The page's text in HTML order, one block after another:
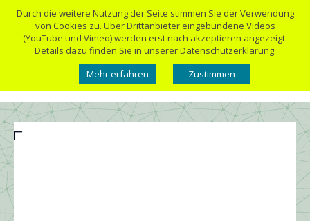
Durch die weitere Nutzung der Seite stimmen Sie der Verwendung
von Cookies zu. Über Drittanbieter eingebundene Videos
(YouTube und Vimeo) werden erst nach akzeptieren angezeigt.
Details dazu finden Sie in unserer Datenschutzerklärung.
Mehr erfahren
Zustimmen